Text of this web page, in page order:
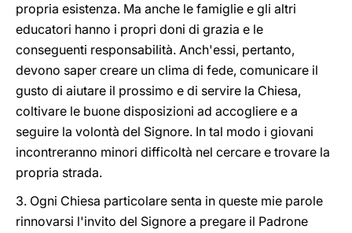
propria esistenza. Ma anche le famiglie e gli altri
educatori hanno i propri doni di grazia e le
conseguenti responsabilità. Anch'essi, pertanto,
devono saper creare un clima di fede, comunicare il
gusto di aiutare il prossimo e di servire la Chiesa,
coltivare le buone disposizioni ad accogliere e a
seguire la volontà del Signore. In tal modo i giovani
incontreranno minori difficoltà nel cercare e trovare la
propria strada.
3. Ogni Chiesa particolare senta in queste mie parole
rinnovarsi l'invito del Signore a pregare il Padrone